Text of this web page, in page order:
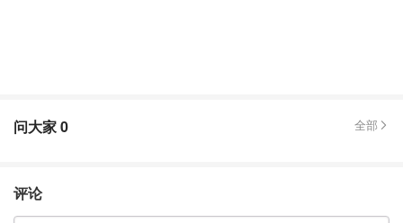
问大家0 全部
评论